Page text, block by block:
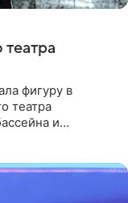
фигуру в
театра
и